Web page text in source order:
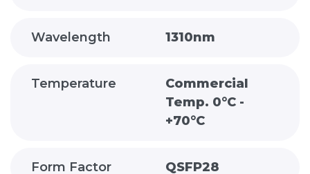
Wavelength 1310nm
Temperature
Commercial
Temp. 0°C -
+70°C
Form Factor QSFP28